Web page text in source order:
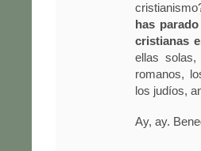
has
cristianas
ellas
romanos,
los judíos,
Ay, ay.